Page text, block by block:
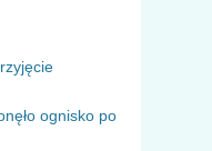
ognisko po